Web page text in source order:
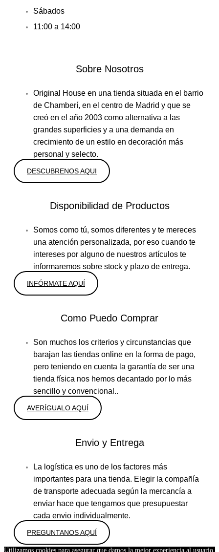
Sábados
11:00 a 14:00
Sobre Nosotros
Original House en una tienda situada en el barrio
de Chamberí, en el centro de Madrid y que se
creó en el año 2003 como alternativa a las
grandes superficies y a una demanda en
crecimiento de un estilo en decoración más
personal y selecto.
DESCUBRENOS AQUI
Disponibilidad de Productos
Somos como tú, somos diferentes y te mereces
una atención personalizada, por eso cuando te
intereses por alguno de nuestros artículos te
informaremos sobre stock y plazo de entrega.
INFÓRMATE AQUÍ
Como Puedo Comprar
Son muchos los criterios y circunstancias que
barajan las tiendas online en la forma de pago,
pero teniendo en cuenta la garantía de ser una
tienda física nos hemos decantado por lo más
sencillo y convencional..
AVERÍGUALO AQUÍ
Envio y Entrega
La logística es uno de los factores más
importantes para una tienda. Elegir la compañía
de transporte adecuada según la mercancía a
enviar hace que tengamos que presupuestar
cada envio individualmente.
PREGUNTANOS AQUÍ
Utilizamos cookies para asegurar que damos la mejor experiencia al usuario